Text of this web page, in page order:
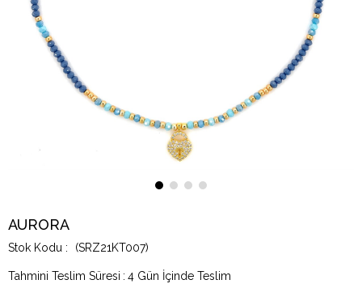
AURORA
(SRZ21KT007)
Tahmini Teslim Süresi : 4 Gün İçinde Teslim